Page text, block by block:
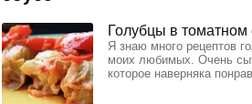
Голубцы в томатном
Я знаю много рецептов
моих любимых. Очень
которое наверняка